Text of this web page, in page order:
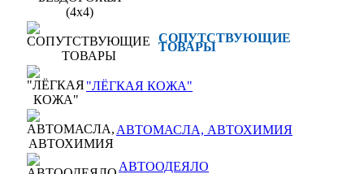
СОПУТСТВУЮЩИЕ
ТОВАРЫ
"ЛЁГКАЯ КОЖА"
АВТОМАСЛА, АВТОХИМИЯ
АВТООДЕЯЛО